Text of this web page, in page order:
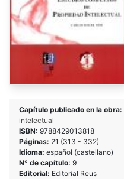
Capítulo publicado en la obra:
intelectual
ISBN: 9788429013818
Páginas: 21 (313 - 332)
Idioma: español (castellano)
Nº de capítulo: 9
Editorial: Editorial Reus